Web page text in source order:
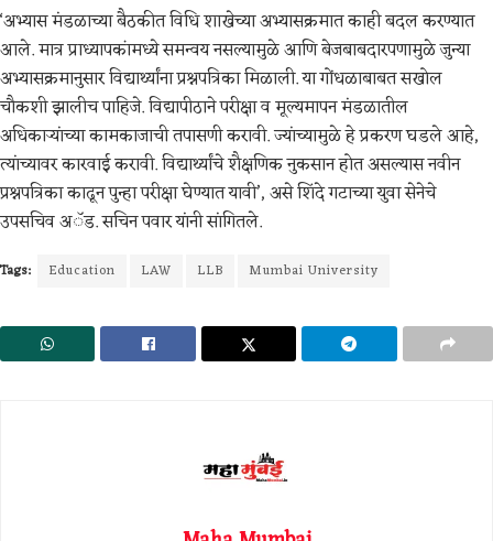
‘अभ्यास मंडळाच्या बैठकीत विधि शाखेच्या अभ्यासक्रमात काही बदल करण्यात
आले. मात्र प्राध्यापकांमध्ये समन्वय नसल्यामुळे आणि बेजबाबदारपणामुळे जुन्या
अभ्यासक्रमानुसार विद्यार्थ्यांना प्रश्नपत्रिका मिळाली. या गोंधळाबाबत सखोल
चौकशी झालीच पाहिजे. विद्यापीठाने परीक्षा व मूल्यमापन मंडळातील
अधिकाऱ्यांच्या कामकाजाची तपासणी करावी. ज्यांच्यामुळे हे प्रकरण घडले आहे,
त्यांच्यावर कारवाई करावी. विद्यार्थ्यांचे शैक्षणिक नुकसान होत असल्यास नवीन
प्रश्नपत्रिका काढून पुन्हा परीक्षा घेण्यात यावी’, असे शिंदे गटाच्या युवा सेनेचे
उपसचिव अॅड. सचिन पवार यांनी सांगितले.
Tags: Education LAW LLB Mumbai University